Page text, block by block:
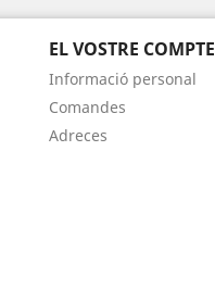
EL VOSTRE COMPTE
Informació personal
Comandes
Adreces